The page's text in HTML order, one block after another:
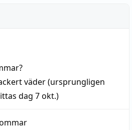
?
väder(ursprungligen
dag 7 okt.)